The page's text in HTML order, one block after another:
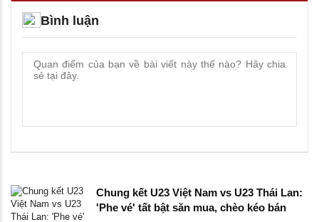
Bình luận
Chung kết U23 Việt Nam vs U23 Thái Lan:
'Phe vé' tất bật săn mua, chèo kéo bán